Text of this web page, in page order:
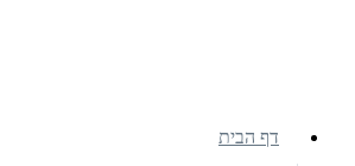
דף הבית